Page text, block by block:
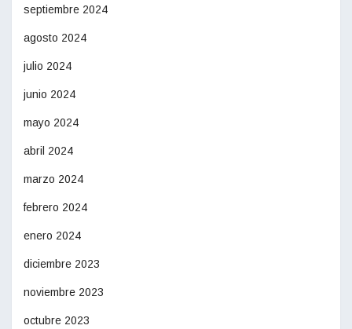
septiembre 2024
agosto 2024
julio 2024
junio 2024
mayo 2024
abril 2024
marzo 2024
febrero 2024
enero 2024
diciembre 2023
noviembre 2023
octubre 2023